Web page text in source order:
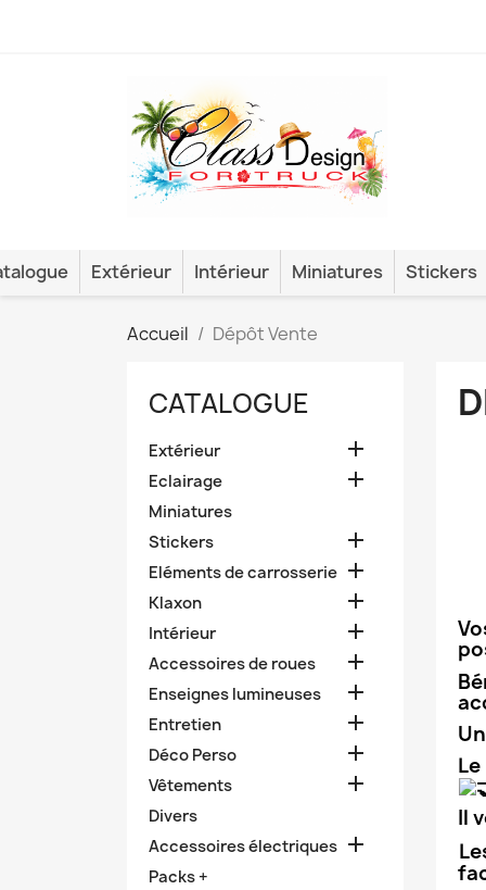
Extérieur Intérieur Miniatures Stickers
Accueil Dépôt Vente
CATALOGUE
Extérieur 
Eclairage 
Miniatures
Stickers

Eléments de carrosserie 
Klaxon 
Intérieur 
Accessoires de roues 
Enseignes lumineuses 
Entretien 
Déco Perso 
Vêtements 
Divers
Accessoires électriques 
Packs +
Il